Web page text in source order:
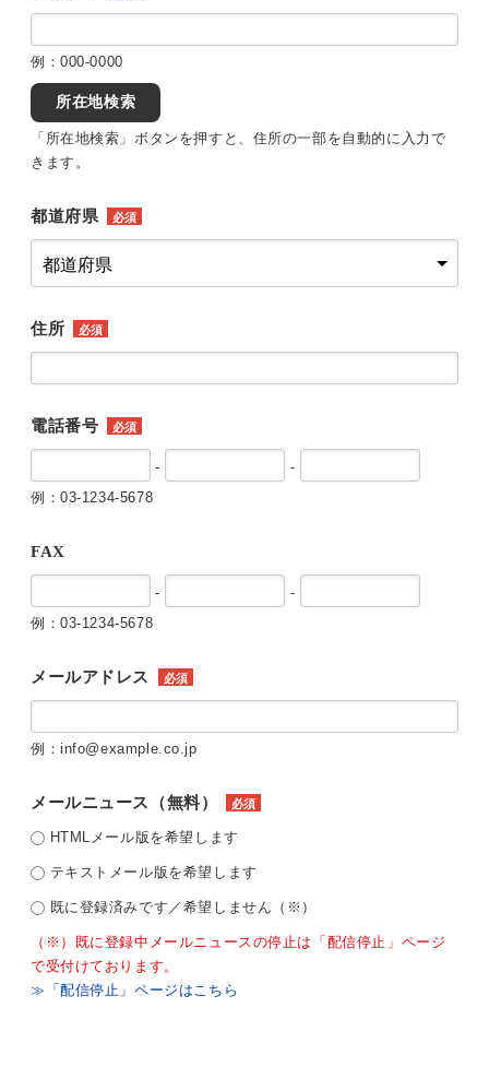
例：000-0000
所在地検索
「所在地検索」ボタンを押すと、住所の一部を自動的に入力で
きます。
都道府県 必須
住所 必須
電話番号 必須
-
-
例：03-1234-5678
FAX
-
-
例：03-1234-5678
メールアドレス 必須
例：info@example.co.jp
メールニュース（無料） 必須
HTMLメール版を希望します
テキストメール版を希望します
既に登録済みです／希望しません（※）
（※）既に登録中メールニュースの停止は「配信停止」ページ
で受付けております。
≫「配信停止」ページはこちら